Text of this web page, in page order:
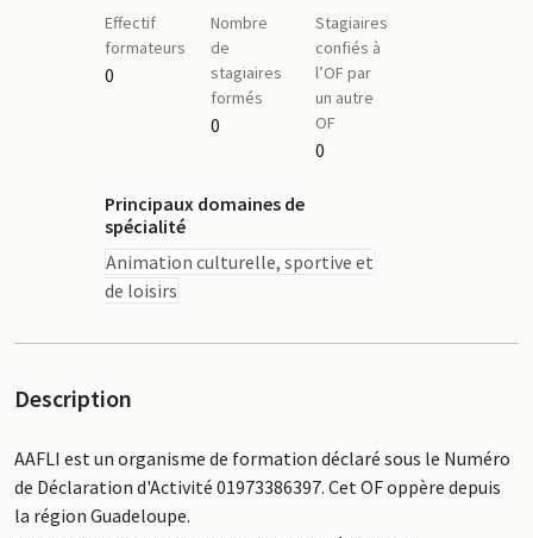
Effectif
formateurs
0
Nombre
de
stagiaires
formés
0
Stagiaires
confiés à
l’OF par
un autre
OF
0
Principaux domaines de
spécialité
Animation culturelle, sportive et
de loisirs
Description
AAFLI est un organisme de formation déclaré sous le Numéro
de Déclaration d'Activité 01973386397. Cet OF oppère depuis
la région Guadeloupe.